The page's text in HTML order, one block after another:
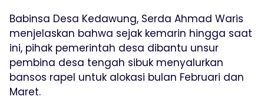
Babinsa Desa Kedawung, Serda Ahmad Waris
menjelaskan bahwa sejak kemarin hingga saat
ini, pihak pemerintah desa dibantu unsur
pembina desa tengah sibuk menyalurkan
bansos rapel untuk alokasi bulan Februari dan
Maret.